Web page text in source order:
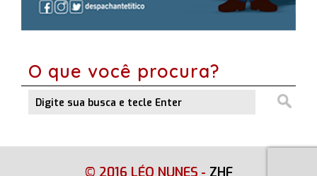
O que você procura?